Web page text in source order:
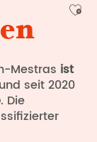
Mestras ist
und seit 2020
. Die